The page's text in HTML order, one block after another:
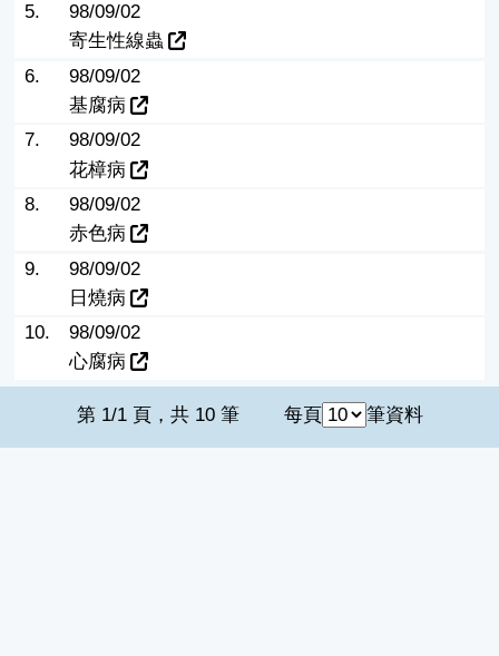
5.
98/09/02
寄生性線蟲
6.
98/09/02
基腐病
7.
98/09/02
花樟病
8.
98/09/02
赤色病
9.
98/09/02
日燒病
10.
98/09/02
心腐病
第 1/1 頁，共 10 筆 每頁 筆資料